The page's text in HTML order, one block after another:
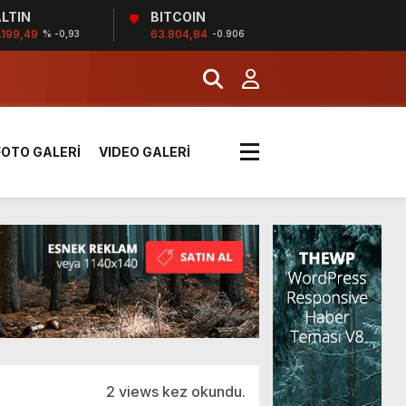
% -0,93
BITCOIN
63.804,84 -0.906
yük kazaya neden oldu
paylaştı
GALERİ VIDEO GALERİ
2 views kez okundu.